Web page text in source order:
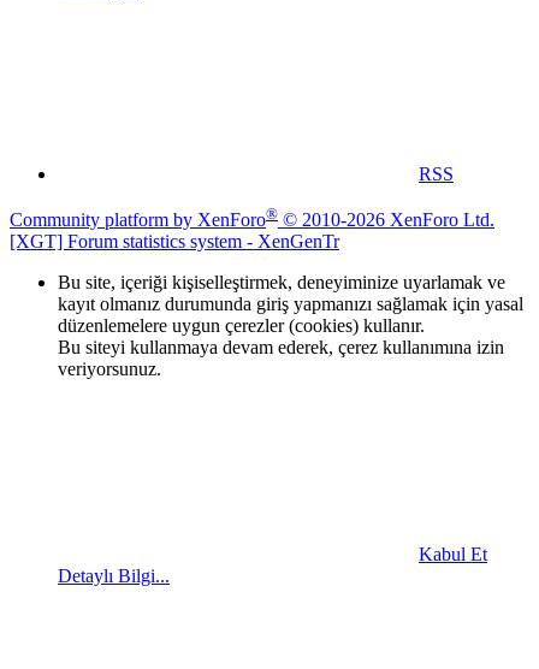
RSS
Community platform by XenForo® © 2010-2026 XenForo Ltd.
[XGT] Forum statistics system - XenGenTr
Bu site, içeriği kişiselleştirmek, deneyiminize uyarlamak ve
kayıt olmanız durumunda giriş yapmanızı sağlamak için yasal
düzenlemelere uygun çerezler (cookies) kullanır.
Bu siteyi kullanmaya devam ederek, çerez kullanımına izin
veriyorsunuz.
Kabul Et
Detaylı Bilgi...